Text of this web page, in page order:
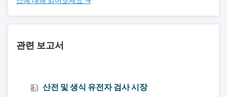
관련 보고서
산전 및 생식 유전자 검사 시장